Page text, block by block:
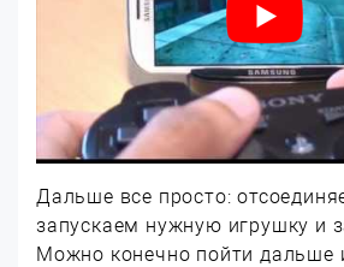
Дальше все просто:
запускаем нужную игрушку и
Можно конечно пойти дальше